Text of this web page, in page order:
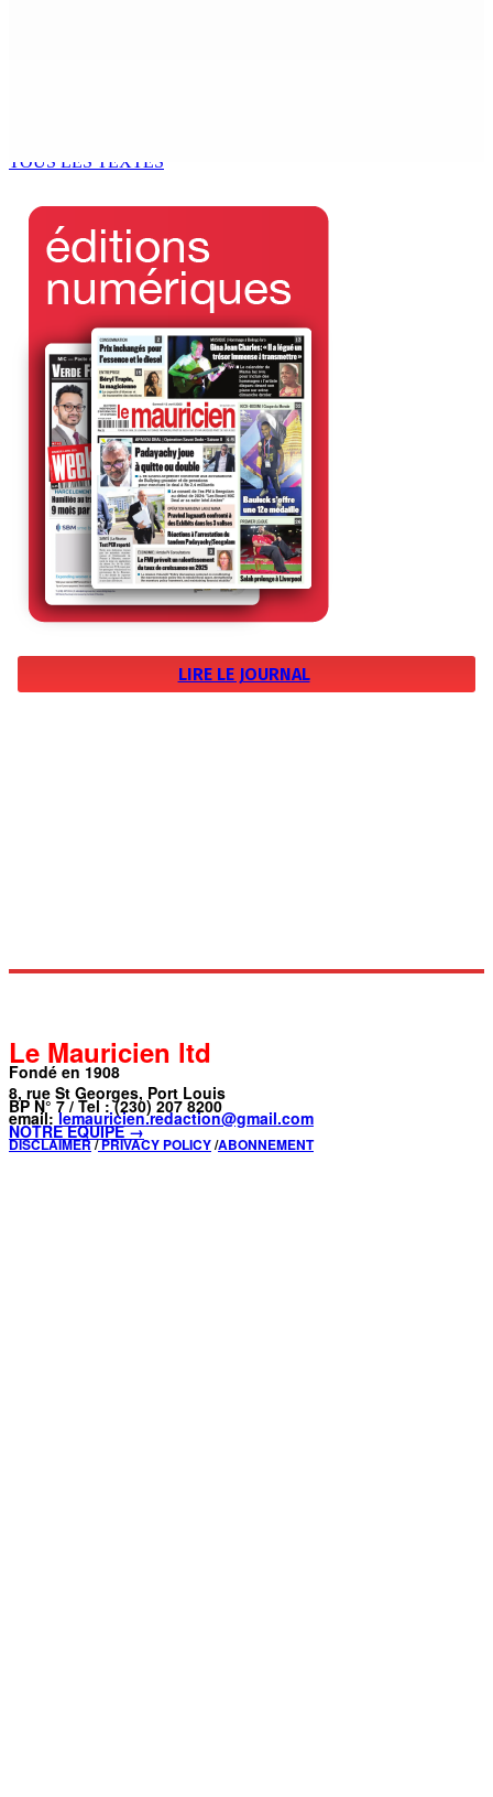
TOUS LES TEXTES
LIRE LE JOURNAL
Le Mauricien ltd
Fondé en 1908
8, rue St Georges, Port Louis
BP N° 7 / Tel : (230) 207 8200
email: lemauricien.redaction@gmail.com
NOTRE ÉQUIPE →
DISCLAIMER/PRIVACY POLICY/ABONNEMENT